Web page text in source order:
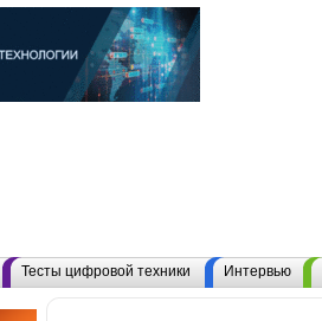
Тесты цифровой техники Интервью